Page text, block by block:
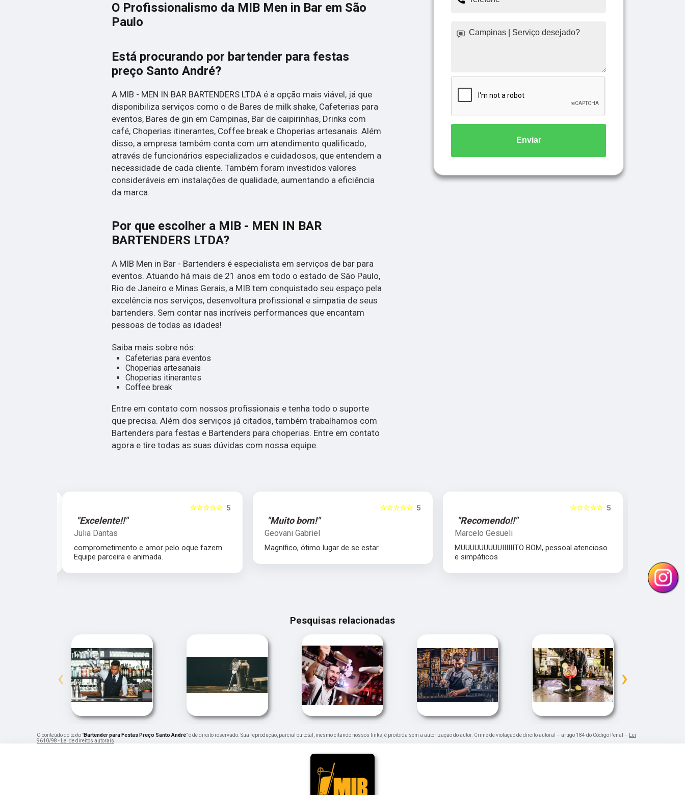
O Profissionalismo da MIB Men in Bar em São
Paulo
Está procurando por bartender para festas
preço Santo André?
A MIB - MEN IN BAR BARTENDERS LTDA é a opção mais viável, já que
disponibiliza serviços como o de Bares de milk shake, Cafeterias para
eventos, Bares de gin em Campinas, Bar de caipirinhas, Drinks com
café, Choperias itinerantes, Coffee break e Choperias artesanais. Além
disso, a empresa também conta com um atendimento qualificado,
através de funcionários especializados e cuidadosos, que entendem a
necessidade de cada cliente. Também foram investidos valores
consideráveis em instalações de qualidade, aumentando a eficiência
da marca.
Por que escolher a MIB - MEN IN BAR
BARTENDERS LTDA?
A MIB Men in Bar - Bartenders é especialista em serviços de bar para
eventos. Atuando há mais de 21 anos em todo o estado de São Paulo,
Rio de Janeiro e Minas Gerais, a MIB tem conquistado seu espaço pela
excelência nos serviços, desenvoltura profissional e simpatia de seus
bartenders. Sem contar nas incríveis performances que encantam
pessoas de todas as idades!
Saiba mais sobre nós:
Cafeterias para eventos
Choperias artesanais
Choperias itinerantes
Coffee break
Entre em contato com nossos profissionais e tenha todo o suporte
que precisa. Além dos serviços já citados, também trabalhamos com
Bartenders para festas e Bartenders para choperias. Entre em contato
agora e tire todas as suas dúvidas com nossa equipe.
Enviar
5
☆☆☆☆☆
"Excelente!!"
Julia Dantas
comprometimento e amor pelo oque fazem.
Equipe parceira e animada.
5
☆☆☆☆☆
"Muito bom!"
Geovani Gabriel
Magnífico, ótimo lugar de se estar
5
☆☆☆☆☆
"Recomendo!!"
Marcelo Gesueli
MUUUUUUUUUIIIIIITO BOM, pessoal atencioso
e simpáticos
Pesquisas relacionadas
‹ ›
O conteúdo do texto "Bartender para Festas Preço Santo André" é de direito reservado. Sua reprodução, parcial ou total, mesmo citando nossos links, é proibida sem a autorização do autor. Crime de violação de direito autoral – artigo 184 do Código Penal – Lei
9610/98 - Lei de direitos autorais.